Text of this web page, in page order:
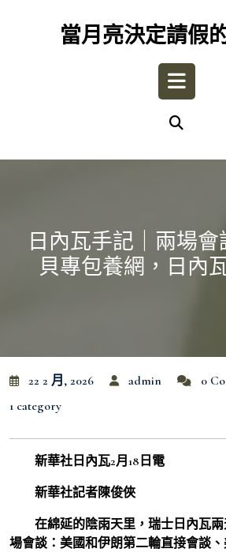
當月亮決定請假
Open
日內瓦手記｜兩場
貝專包養網，日內
22 2 月, 2026 admin
0
1 category
新華社日內瓦2月18日電
新華社記者陳俊俠
在綿延的陰雨天里，瑞士日內瓦兩
場會談：美國和伊朗第二輪直接會談